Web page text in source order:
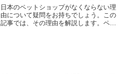
日本のペットショップがなくならない理
由について疑問をお持ちでしょう。この
記事では、その理由を解説します。ペッ